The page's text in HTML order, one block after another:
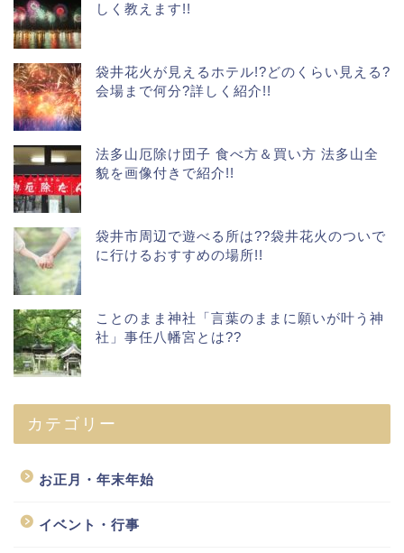
しく教えます!!
袋井花火が見えるホテル!?どのくらい見える?
会場まで何分?詳しく紹介!!
法多山厄除け団子 食べ方＆買い方 法多山全
貌を画像付きで紹介!!
袋井市周辺で遊べる所は??袋井花火のついで
に行けるおすすめの場所!!
ことのまま神社「言葉のままに願いが叶う神
社」事任八幡宮とは??
カテゴリー
お正月・年末年始
イベント・行事